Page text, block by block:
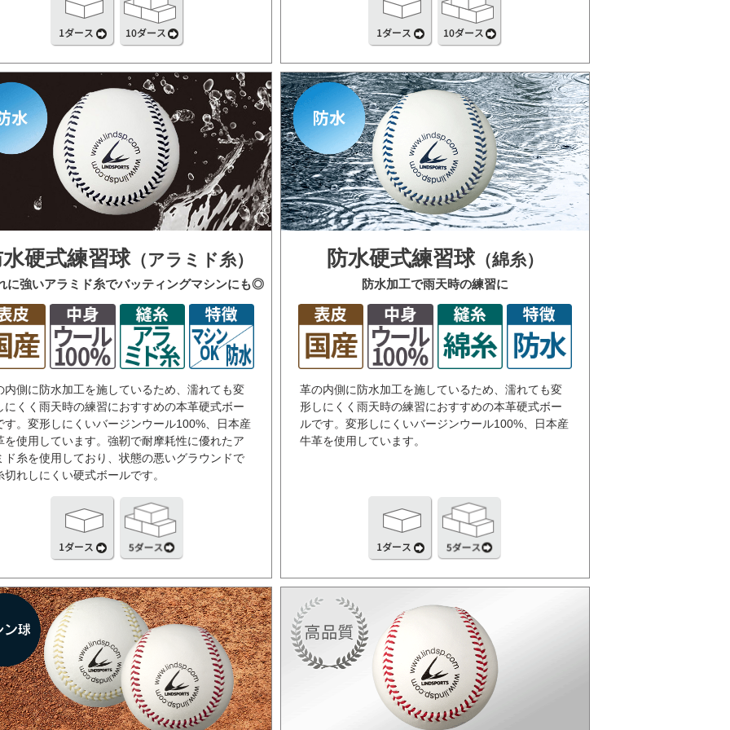
硬式練習球（アラミド糸）
に強いアラミド糸でバッティングマシンにも◎
内側に防水加工を施しているため、濡れても変
にくく雨天時の練習におすすめの本革硬式ボー
す。変形しにくいバージンウール100%、日本産
を使用しています。強靭で耐摩耗性に優れたア
ド糸を使用しており、状態の悪いグラウンドで
切れしにくい硬式ボールです。
防水硬式練習球（綿糸）
防水加工で雨天時の練習に
革の内側に防水加工を施しているため、濡れても変
形しにくく雨天時の練習におすすめの本革硬式ボー
ルです。変形しにくいバージンウール100%、日本産
牛革を使用しています。